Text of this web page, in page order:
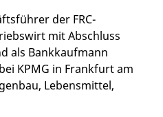
der FRC-
mit Abschluss
als Bankkaufmann
KPMG in Frankfurt am
Lebensmittel,